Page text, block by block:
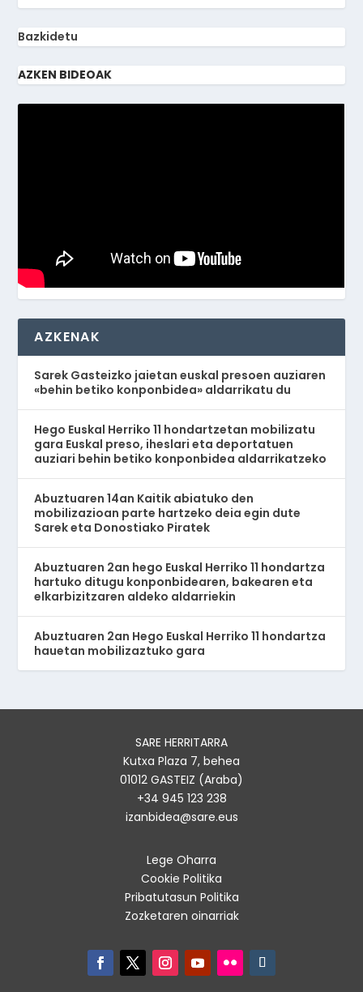
Bazkidetu
AZKEN BIDEOAK
AZKENAK
Sarek Gasteizko jaietan euskal presoen auziaren
«behin betiko konponbidea» aldarrikatu du
Hego Euskal Herriko 11 hondartzetan mobilizatu
gara Euskal preso, iheslari eta deportatuen
auziari behin betiko konponbidea aldarrikatzeko
Abuztuaren 14an Kaitik abiatuko den
mobilizazioan parte hartzeko deia egin dute
Sarek eta Donostiako Piratek
Abuztuaren 2an hego Euskal Herriko 11 hondartza
hartuko ditugu konponbidearen, bakearen eta
elkarbizitzaren aldeko aldarriekin
Abuztuaren 2an Hego Euskal Herriko 11 hondartza
hauetan mobilizaztuko gara
SARE HERRITARRA
Kutxa Plaza 7, behea
01012 GASTEIZ (Araba)
+34 945 123 238
izanbidea@sare.eus
Lege Oharra
Cookie Politika
Pribatutasun Politika
Zozketaren oinarriak